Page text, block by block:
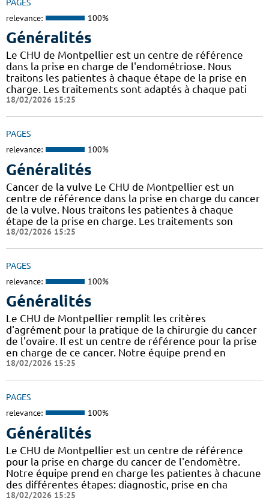
PAGES
relevance: 100%
Généralités
Le CHU de Montpellier est un centre de référence
dans la prise en charge de l'endométriose. Nous
traitons les patientes à chaque étape de la prise en
charge. Les traitements sont adaptés à chaque pati
18/02/2026 15:25
PAGES
relevance: 100%
Généralités
Cancer de la vulve Le CHU de Montpellier est un
centre de référence dans la prise en charge du cancer
de la vulve. Nous traitons les patientes à chaque
étape de la prise en charge. Les traitements son
18/02/2026 15:25
PAGES
relevance: 100%
Généralités
Le CHU de Montpellier remplit les critères
d'agrément pour la pratique de la chirurgie du cancer
de l'ovaire. Il est un centre de référence pour la prise
en charge de ce cancer. Notre équipe prend en
18/02/2026 15:25
PAGES
relevance: 100%
Généralités
Le CHU de Montpellier est un centre de référence
pour la prise en charge du cancer de l'endomètre.
Notre équipe prend en charge les patientes à chacune
des différentes étapes: diagnostic, prise en cha
18/02/2026 15:25